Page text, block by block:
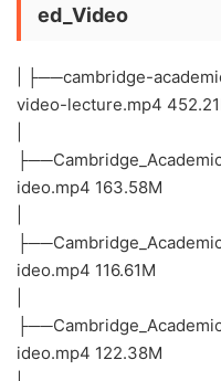
ed_Video
| ├──cambridge-
video-lecture.mp4
ideo.mp4 163.58M
ideo.mp4 116.61M
ideo.mp4 122.38M